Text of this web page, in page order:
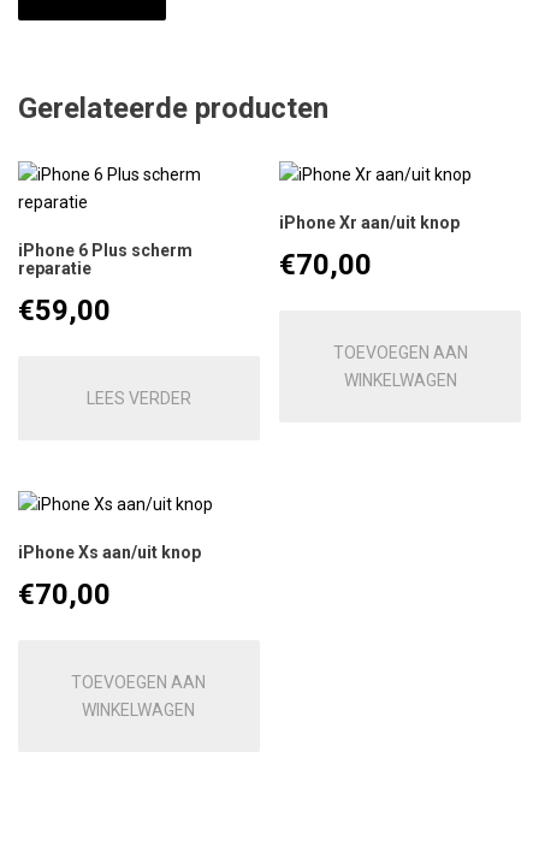
Gerelateerde producten
iPhone 6 Plus scherm
reparatie
€59,00
LEES VERDER
iPhone Xr aan/uit knop
€70,00
TOEVOEGEN AAN
WINKELWAGEN
iPhone Xs aan/uit knop
€70,00
TOEVOEGEN AAN
WINKELWAGEN